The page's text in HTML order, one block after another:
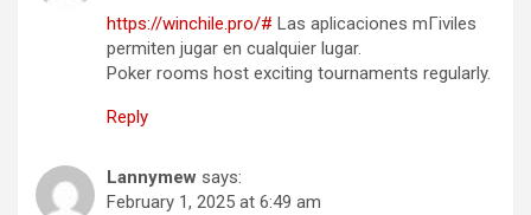
https://winchile.pro/# Las aplicaciones mГіviles
permiten jugar en cualquier lugar.
Poker rooms host exciting tournaments regularly.
Reply
Lannymew says:
February 1, 2025 at 6:49 am